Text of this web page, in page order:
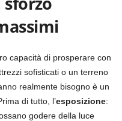
capacità di prosperare con
sofisticati o un terreno
realmente bisogno è un
di tutto, l’esposizione:
godere della luce